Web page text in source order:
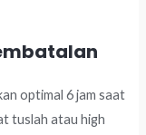
optimal 6 jam saat
tuslah atau high